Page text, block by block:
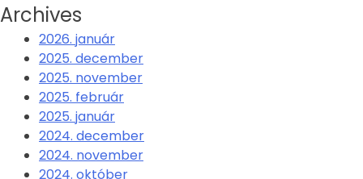
Archives
2026. január
2025. december
2025. november
2025. február
2025. január
2024. december
2024. november
2024. október